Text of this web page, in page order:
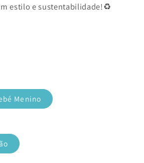
estilo e sustentabilidade!♻️
Menino